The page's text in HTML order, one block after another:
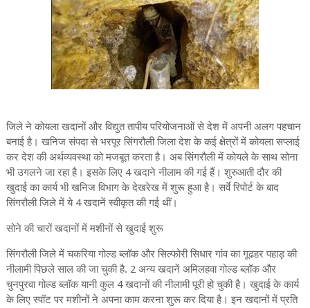
जिले ने कोयला खदानों और विद्युत तापीय परियोजनाओं से देश में अपनी अलग पहचान
बनाई है। खनिज संपदा से भरपूर सिंगरौली जिला देश के कई क्षेत्रों में कोयला सप्लाई
कर देश की अर्थव्यवस्था को मजबूत करता है। अब सिंगरौली में कोयले के साथ सोना
भी उगलने जा रहा है। इसके लिए 4 खदाने नीलाम की गई हैं। शुरुआती दौर की
खुदाई का कार्य भी खनिज विभाग के देखरेख में शुरू हुआ है। सर्वे रिपोर्ट के बाद
सिंगरौली जिले में ये 4 खदानें स्वीकृत की गई थीं।
सोने की चारों खदानों में मशीनों से खुदाई शुरू
सिंगरौली जिले में चकरिया गोल्ड ब्लॉक और सिल्फोरी सिधार गांव का गूढहर पहाड़ की
नीलामी पिछले साल की जा चुकी है. 2 अन्य खदानें अमिलहवा गोल्ड ब्लॉक और
चुनपुरवा गोल्ड ब्लॉक यानी कुल 4 खदानों की नीलामी पूरी हो चुकी है। खुदाई के कार्य
के लिए स्पॉट पर मशीनों ने अपना काम करना शुरू कर दिया है। इन खदानों में प्रति